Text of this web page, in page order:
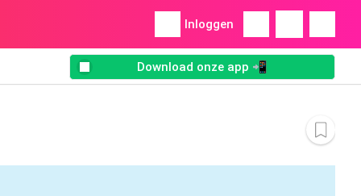
Inloggen
Download onze app 📲